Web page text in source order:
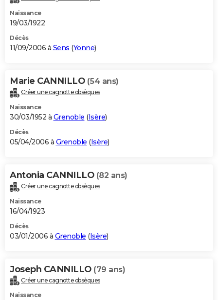
Naissance
19/03/1922
Décès
11/09/2006 à Sens (Yonne)
Marie CANNILLO (54 ans)
Créer une cagnotte obsèques
Naissance
30/03/1952 à Grenoble (Isère)
Décès
05/04/2006 à Grenoble (Isère)
Antonia CANNILLO (82 ans)
Créer une cagnotte obsèques
Naissance
16/04/1923
Décès
03/01/2006 à Grenoble (Isère)
Joseph CANNILLO (79 ans)
Créer une cagnotte obsèques
Naissance